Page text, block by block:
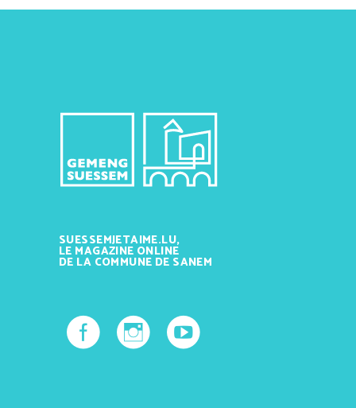
SUESSEMJETAIME.LU,
LE MAGAZINE ONLINE
DE LA COMMUNE DE SANEM